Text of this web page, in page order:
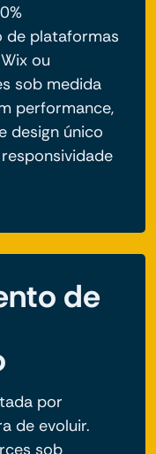
de plataformas
ou
sob medida
performance,
design único
de
por
de evoluir.
sob